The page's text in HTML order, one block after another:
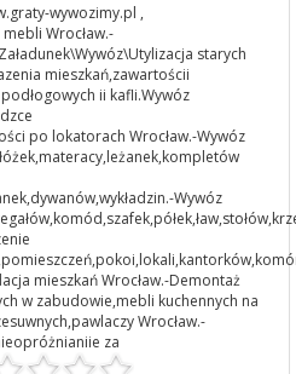
wywozimy.pl ,
Wrocław.-
starych
mieszkań,zawartościi
ii kafli.Wywóz
po lokatorach Wrocław.-Wywóz
Wywóz
mieszkań Wrocław.-Demontaż
w zabudowie,mebli kuchennych na
Wrocław.-
za